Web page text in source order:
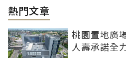
熱門文章
桃園置地廣
人壽承諾全